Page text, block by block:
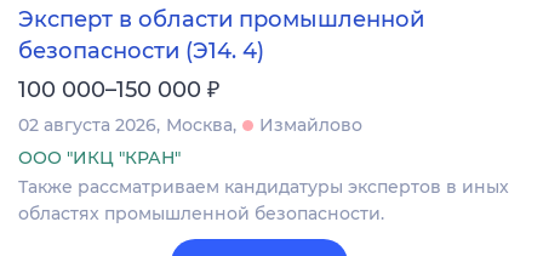
Эксперт в области промышленной
безопасности (Э14. 4)
100 000–150 000 ₽
02 августа 2026 Москва
Измайлово
ООО "ИКЦ "КРАН"
Также рассматриваем кандидатуры экспертов в иных
областях промышленной безопасности.